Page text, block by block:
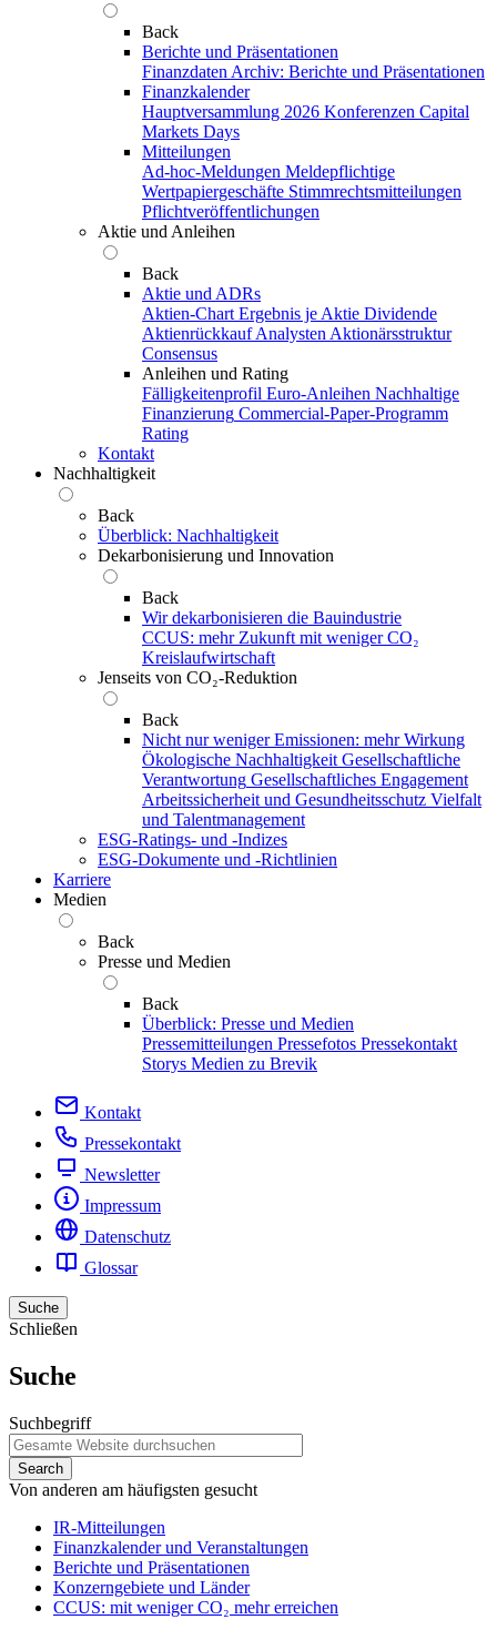
Back
Berichte und Präsentationen
Finanzdaten Archiv: Berichte und Präsentationen
Finanzkalender
Hauptversammlung 2026 Konferenzen Capital
Markets Days
Mitteilungen
Ad-hoc-Meldungen Meldepflichtige
Wertpapiergeschäfte Stimmrechtsmitteilungen
Pflichtveröffentlichungen
Aktie und Anleihen
Back
Aktie und ADRs
Aktien-Chart Ergebnis je Aktie Dividende
Aktienrückkauf Analysten Aktionärsstruktur
Consensus
Anleihen und Rating
Fälligkeitenprofil Euro-Anleihen Nachhaltige
Finanzierung Commercial-Paper-Programm
Rating
Kontakt
Nachhaltigkeit
Back
Überblick: Nachhaltigkeit
Dekarbonisierung und Innovation
Back
Wir dekarbonisieren die Bauindustrie
CCUS: mehr Zukunft mit weniger CO₂
Kreislaufwirtschaft
Jenseits von CO₂-Reduktion
Back
Nicht nur weniger Emissionen: mehr Wirkung
Ökologische Nachhaltigkeit Gesellschaftliche
Verantwortung Gesellschaftliches Engagement
Arbeitssicherheit und Gesundheitsschutz Vielfalt
und Talentmanagement
ESG-Ratings- und ‑Indizes
ESG-Dokumente und ‑Richtlinien
Karriere
Medien
Back
Presse und Medien
Back
Überblick: Presse und Medien
Pressemitteilungen Pressefotos Pressekontakt
Storys Medien zu Brevik
Kontakt
Pressekontakt
Newsletter
Impressum
Datenschutz
Glossar
Suche
Schließen
Suche
Suchbegriff
Von anderen am häufigsten gesucht
IR-Mitteilungen
Finanzkalender und Veranstaltungen
Berichte und Präsentationen
Konzerngebiete und Länder
CCUS: mit weniger CO₂ mehr erreichen